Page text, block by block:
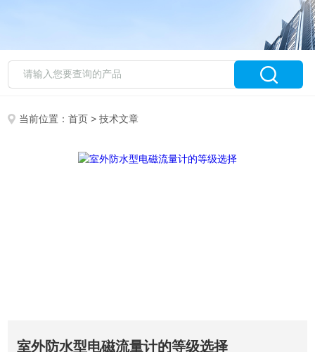
当前位置：首页 > 技术文章
室外防水型电磁流量计的等级选择